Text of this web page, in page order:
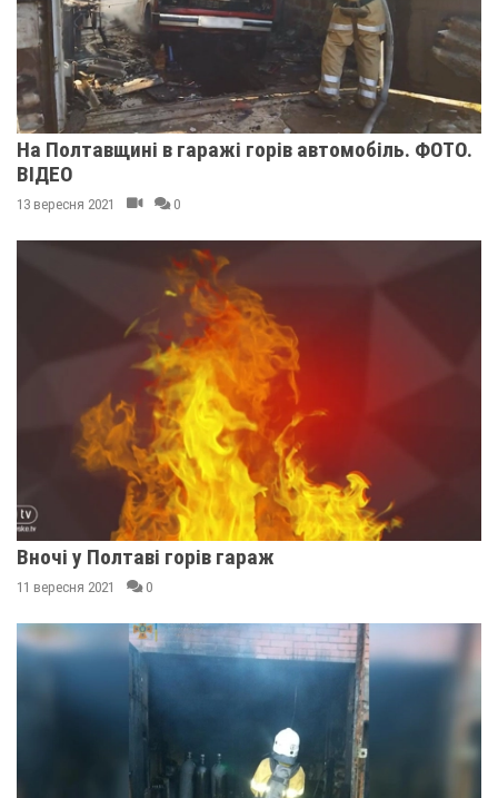
На Полтавщині в гаражі горів автомобіль. ФОТО.
ВІДЕО
13 вересня 2021 0
Вночі у Полтаві горів гараж
11 вересня 2021 0